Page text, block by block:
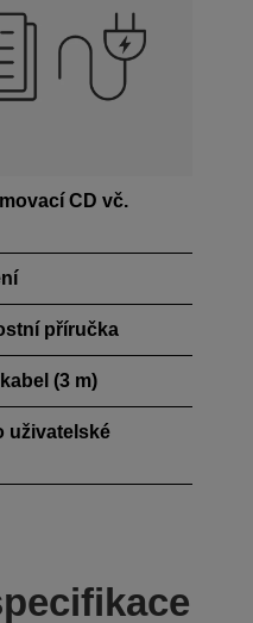
CD vč.
příručka
(3 m)
uživatelské